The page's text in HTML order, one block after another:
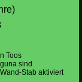
Toos
sind
Stab aktiviert